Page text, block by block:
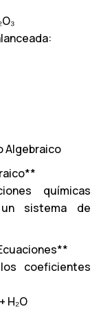
Algebraico
químicas
sistema de
coeficientes
H₂O